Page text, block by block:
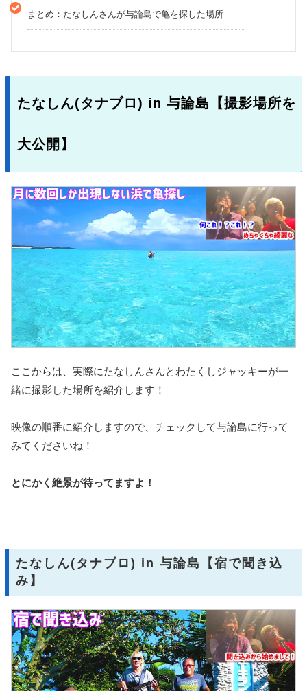
まとめ：たなしんさんが与論島で亀を探した場所
たなしん(タナブロ) in 与論島【撮影場所を
大公開】
ここからは、実際にたなしんさんとわたくしジャッキーが一
緒に撮影した場所を紹介します！
映像の順番に紹介しますので、チェックして与論島に行って
みてくださいね！
とにかく絶景が待ってますよ！
たなしん(タナブロ) in 与論島【宿で聞き込
み】